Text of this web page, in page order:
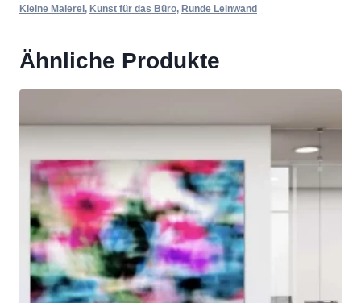
Kleine Malerei, Kunst für das Büro, Runde Leinwand
Ähnliche Produkte